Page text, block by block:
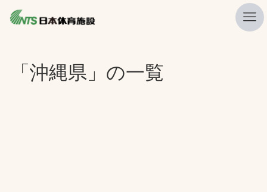
ニュース
「沖縄県」の一覧